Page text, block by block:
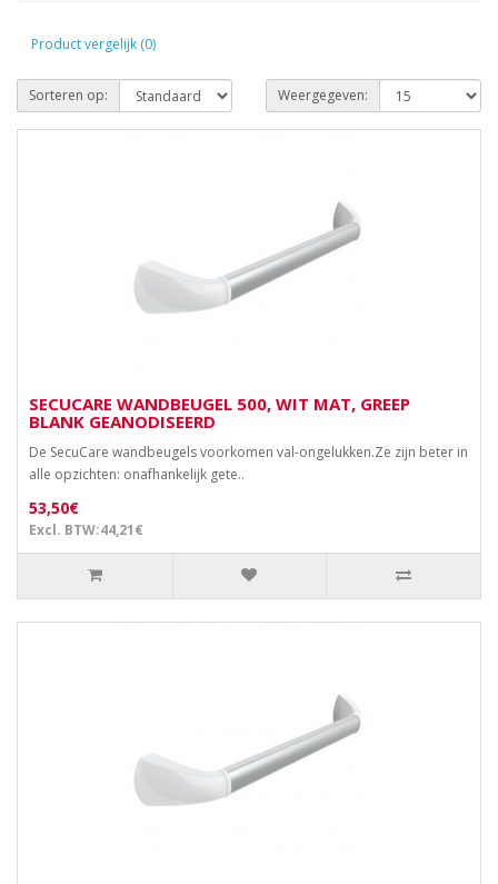
Product vergelijk (0)
Sorteren op: Weergegeven:
SECUCARE WANDBEUGEL 500, WIT MAT, GREEP
BLANK GEANODISEERD
De SecuCare wandbeugels voorkomen val-ongelukken.Ze zijn beter in
alle opzichten: onafhankelijk gete..
53,50€
Excl. BTW:44,21€